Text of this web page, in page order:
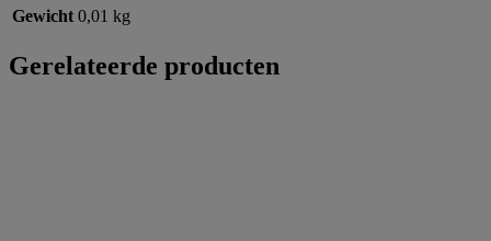
Gewicht 0,01 kg
Gerelateerde producten